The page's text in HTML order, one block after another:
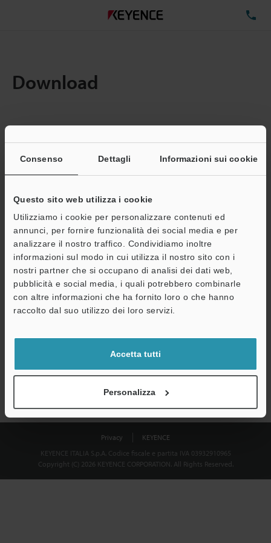
Consenso Dettagli Informazioni sui cookie
Questo sito web utilizza i cookie
Utilizziamo i cookie per personalizzare contenuti ed
annunci, per fornire funzionalità dei social media e per
analizzare il nostro traffico. Condividiamo inoltre
informazioni sul modo in cui utilizza il nostro sito con i
nostri partner che si occupano di analisi dei dati web,
pubblicità e social media, i quali potrebbero combinarle
con altre informazioni che ha fornito loro o che hanno
raccolto dal suo utilizzo dei loro servizi.
Accetta tutti
Personalizza
Download
Quantita: 1Dimensioni file totali:0.71MB
Indirizzo e-mail (obbligatorio)
Download
Dichiarazione sulla privacy
Privacy
KEYENCE
KEYENCE ITALIA S.p.A. Codice fiscale e partita IVA 03932910965
Copyright (C) 2026 KEYENCE CORPORATION. All Rights Reserved.